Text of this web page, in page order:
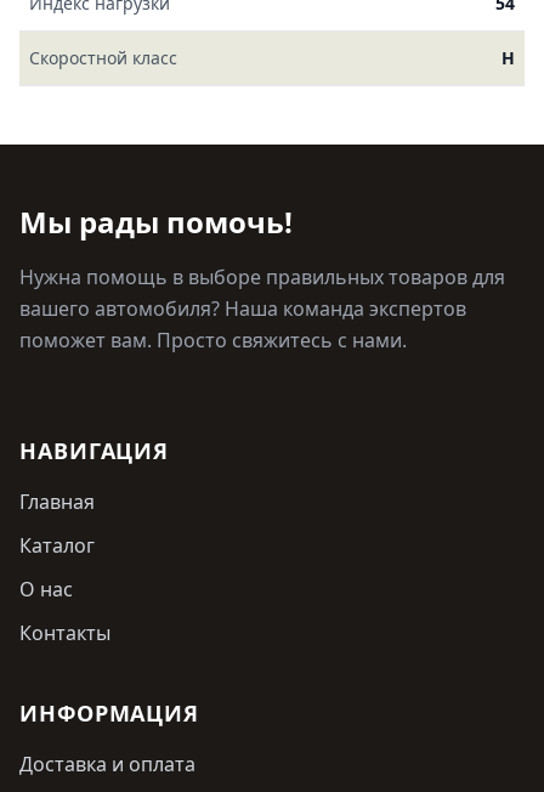
Скоростной класс H
Мы рады помочь!
Нужна помощь в выборе правильных товаров для
вашего автомобиля? Наша команда экспертов
поможет вам. Просто свяжитесь с нами.
НАВИГАЦИЯ
Главная
Каталог
О нас
Контакты
ИНФОРМАЦИЯ
Доставка и оплата